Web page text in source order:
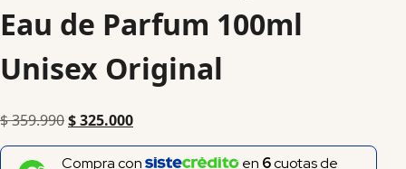
Eau de Parfum 100ml
Unisex Original
$359.990$325.000
Compra con en 6cuotas de